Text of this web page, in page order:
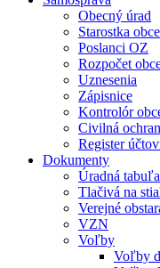
Obecný úrad
Starostka obce
Poslanci OZ
Rozpočet
Uznesenia
Zápisnice
Kontrolór
Civilná
Register
Dokumenty
Úradná tabuľa
Tlačivá na
Verejné
VZN
Voľby
Voľby